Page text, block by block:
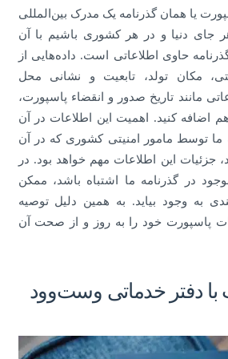
یا همان گذرنامه یک مدرک بین‌المللی
جای دنیا و در هر کشوری باشیم با آن
حاوی اطلاعاتی است. داده‌هایی از
مکان تولد، تابعیت و نشانی محل
مانند تاریخ صدور و انقضاء پاسپورت،
اضافه کنید. اهمیت این اطلاعات در آن
ما توسط مامور امنیتی کشوری که در آن
این اطلاعات مهم خواهد بود. در
در گذرنامه ما اشتباه باشد، ممکن
به وجود بیاید. به همین دلیل توصیه
پاسپورت خود را به روز و از صحت آن
با دفتر خدماتی وست‌وود